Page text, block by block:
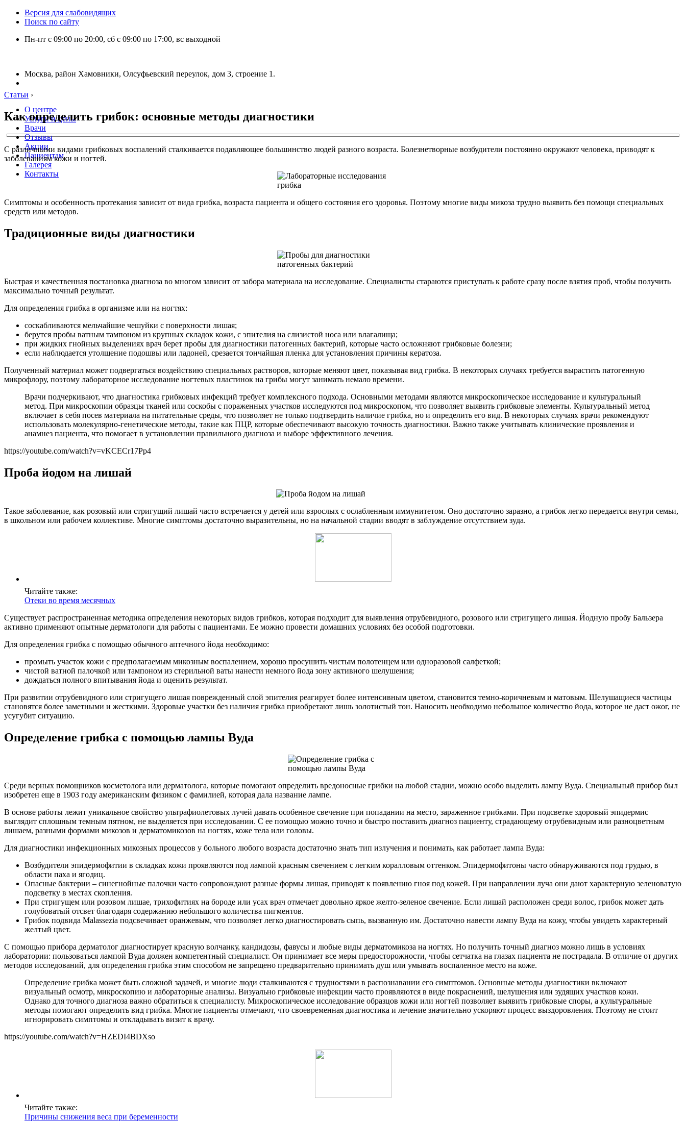
Версия для слабовидящих
Поиск по сайту
Пн-пт с 09:00 по 20:00, сб с 09:00 по 17:00, вс выходной
Москва, район Хамовники, Олсуфьевский переулок, дом 3, строение 1.
О центре
Услуги и цены
Врачи
Отзывы
Акции
Пациентам
Галерея
Контакты
Статьи ›
Как определить грибок: основные методы диагностики
С различными видами грибковых воспалений сталкивается подавляющее большинство людей разного возраста. Болезнетворные возбудители постоянно окружают человека, приводят к
заболеваниям кожи и ногтей.
Симптомы и особенность протекания зависит от вида грибка, возраста пациента и общего состояния его здоровья. Поэтому многие виды микоза трудно выявить без помощи специальных
средств или методов.
Традиционные виды диагностики
Быстрая и качественная постановка диагноза во многом зависит от забора материала на исследование. Специалисты стараются приступать к работе сразу после взятия проб, чтобы получить
максимально точный результат.
Для определения грибка в организме или на ногтях:
соскабливаются мельчайшие чешуйки с поверхности лишая;
берутся пробы ватным тампоном из крупных складок кожи, с эпителия на слизистой носа или влагалища;
при жидких гнойных выделениях врач берет пробы для диагностики патогенных бактерий, которые часто осложняют грибковые болезни;
если наблюдается утолщение подошвы или ладоней, срезается тончайшая пленка для установления причины кератоза.
Полученный материал может подвергаться воздействию специальных растворов, которые меняют цвет, показывая вид грибка. В некоторых случаях требуется вырастить патогенную
микрофлору, поэтому лабораторное исследование ногтевых пластинок на грибы могут занимать немало времени.
Врачи подчеркивают, что диагностика грибковых инфекций требует комплексного подхода. Основными методами являются микроскопическое исследование и культуральный
метод. При микроскопии образцы тканей или соскобы с пораженных участков исследуются под микроскопом, что позволяет выявить грибковые элементы. Культуральный метод
включает в себя посев материала на питательные среды, что позволяет не только подтвердить наличие грибка, но и определить его вид. В некоторых случаях врачи рекомендуют
использовать молекулярно-генетические методы, такие как ПЦР, которые обеспечивают высокую точность диагностики. Важно также учитывать клинические проявления и
анамнез пациента, что помогает в установлении правильного диагноза и выборе эффективного лечения.
https://youtube.com/watch?v=vKCECr17Pp4
Проба йодом на лишай
Такое заболевание, как розовый или стригущий лишай часто встречается у детей или взрослых с ослабленным иммунитетом. Оно достаточно заразно, а грибок легко передается внутри семьи,
в школьном или рабочем коллективе. Многие симптомы достаточно выразительны, но на начальной стадии вводят в заблуждение отсутствием зуда.
Читайте также:
Отеки во время месячных
Существует распространенная методика определения некоторых видов грибков, которая подходит для выявления отрубевидного, розового или стригущего лишая. Йодную пробу Бальзера
активно применяют опытные дерматологи для работы с пациентами. Ее можно провести домашних условиях без особой подготовки.
Для определения грибка с помощью обычного аптечного йода необходимо:
промыть участок кожи с предполагаемым микозным воспалением, хорошо просушить чистым полотенцем или одноразовой салфеткой;
чистой ватной палочкой или тампоном из стерильной ваты нанести немного йода зону активного шелушения;
дождаться полного впитывания йода и оценить результат.
При развитии отрубевидного или стригущего лишая поврежденный слой эпителия реагирует более интенсивным цветом, становится темно-коричневым и матовым. Шелушащиеся частицы
становятся более заметными и жесткими. Здоровые участки без наличия грибка приобретают лишь золотистый тон. Наносить необходимо небольшое количество йода, которое не даст ожог, не
усугубит ситуацию.
Определение грибка с помощью лампы Вуда
Среди верных помощников косметолога или дерматолога, которые помогают определить вредоносные грибки на любой стадии, можно особо выделить лампу Вуда. Специальный прибор был
изобретен еще в 1903 году американским физиком с фамилией, которая дала название лампе.
В основе работы лежит уникальное свойство ультрафиолетовых лучей давать особенное свечение при попадании на место, зараженное грибками. При подсветке здоровый эпидермис
выглядит сплошным темным пятном, не выделяется при исследовании. С ее помощью можно точно и быстро поставить диагноз пациенту, страдающему отрубевидным или разноцветным
лишаем, разными формами микозов и дерматомикозов на ногтях, коже тела или головы.
Для диагностики инфекционных микозных процессов у больного любого возраста достаточно знать тип излучения и понимать, как работает лампа Вуда:
Возбудители эпидермофитии в складках кожи проявляются под лампой красным свечением с легким коралловым оттенком. Эпидермофитоны часто обнаруживаются под грудью, в
области паха и ягодиц.
Опасные бактерии – синегнойные палочки часто сопровождают разные формы лишая, приводят к появлению гноя под кожей. При направлении луча они дают характерную зеленоватую
подсветку в местах скопления.
При стригущем или розовом лишае, трихофитиях на бороде или усах врач отмечает довольно яркое желто-зеленое свечение. Если лишай расположен среди волос, грибок может дать
голубоватый отсвет благодаря содержанию небольшого количества пигментов.
Грибок подвида Malassezia подсвечивает оранжевым, что позволяет легко диагностировать сыпь, вызванную им. Достаточно навести лампу Вуда на кожу, чтобы увидеть характерный
желтый цвет.
С помощью прибора дерматолог диагностирует красную волчанку, кандидозы, фавусы и любые виды дерматомикоза на ногтях. Но получить точный диагноз можно лишь в условиях
лаборатории: пользоваться лампой Вуда должен компетентный специалист. Он принимает все меры предосторожности, чтобы сетчатка на глазах пациента не пострадала. В отличие от других
методов исследований, для определения грибка этим способом не запрещено предварительно принимать душ или умывать воспаленное место на коже.
Определение грибка может быть сложной задачей, и многие люди сталкиваются с трудностями в распознавании его симптомов. Основные методы диагностики включают
визуальный осмотр, микроскопию и лабораторные анализы. Визуально грибковые инфекции часто проявляются в виде покраснений, шелушения или зудящих участков кожи.
Однако для точного диагноза важно обратиться к специалисту. Микроскопическое исследование образцов кожи или ногтей позволяет выявить грибковые споры, а культуральные
методы помогают определить вид грибка. Многие пациенты отмечают, что своевременная диагностика и лечение значительно ускоряют процесс выздоровления. Поэтому не стоит
игнорировать симптомы и откладывать визит к врачу.
https://youtube.com/watch?v=HZEDI4BDXso
Читайте также:
Причины снижения веса при беременности